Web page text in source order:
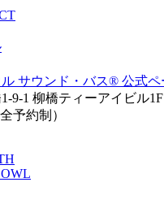
9-1 柳橋ティーアイビル1F
予約制）